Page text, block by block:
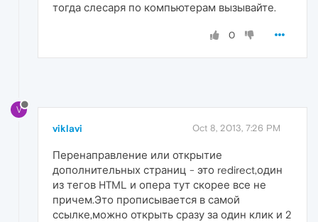
тогда слесаря по компьютерам вызывайте.
0
V
viklavi Oct 8, 2013, 7:26 PM
Перенаправление или открытие
дополнительных страниц - это redirect,один
из тегов HTML и опера тут скорее все не
причем.Это прописывается в самой
ссылке,можно открыть сразу за один клик и 2